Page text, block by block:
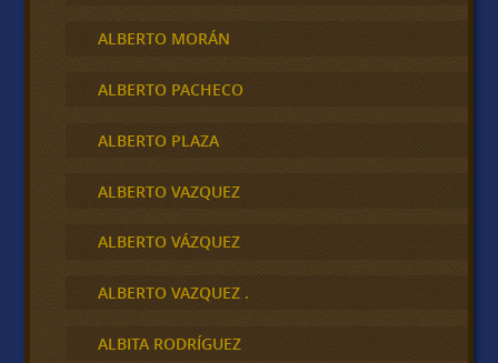
ALBERTO MORÁN
ALBERTO PACHECO
ALBERTO PLAZA
ALBERTO VAZQUEZ
ALBERTO VÁZQUEZ
ALBERTO VAZQUEZ .
ALBITA RODRÍGUEZ